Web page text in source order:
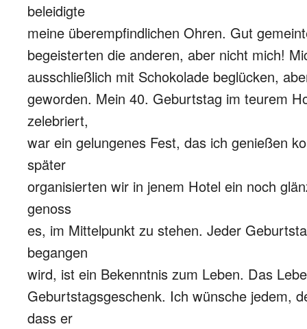
beleidigte
meine überempfindlichen Ohren. Gut
begeisterten die anderen, aber nicht mich!
ausschließlich mit Schokolade beglücken,
geworden. Mein 40. Geburtstag im teurem
zelebriert,
war ein gelungenes Fest, das ich genießen
später
organisierten wir in jenem Hotel ein noch
genoss
es, im Mittelpunkt zu stehen. Jeder
begangen
wird, ist ein Bekenntnis zum Leben. Das
Geburtstagsgeschenk. Ich wünsche jedem,
dass er